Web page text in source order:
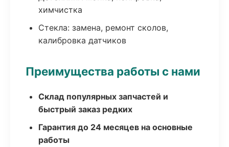
химчистка
Стекла: замена, ремонт сколов,
калибровка датчиков
Преимущества работы с нами
Склад популярных запчастей и
быстрый заказ редких
Гарантия до 24 месяцев на основные
работы